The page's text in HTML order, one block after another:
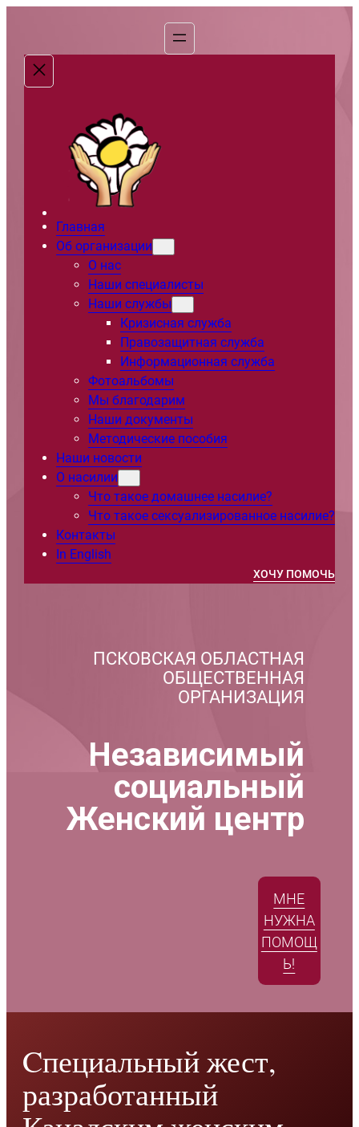
содержимому
Главная
Об организации
О нас
Наши специалисты
Наши службы
Кризисная служба
Правозащитная служба
Информационная служба
Фотоальбомы
Мы благодарим
Наши документы
Методические пособия
Наши новости
О насилии
Что такое домашнее насилие?
Что такое сексуализированное насилие?
Контакты
In English
ХОЧУ ПОМОЧЬ
ПСКОВСКАЯ ОБЛАСТНАЯ
ОБЩЕСТВЕННАЯ
ОРГАНИЗАЦИЯ
Независимый
социальный
Женский центр
МНЕ
НУЖНА
ПОМОЩ
Ь!
Cпециальный жест,
разработанный